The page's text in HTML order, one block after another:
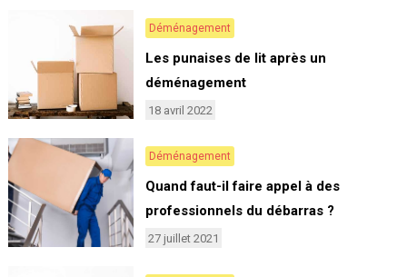
Déménagement
Les punaises de lit après un
déménagement
18 avril 2022
Déménagement
Quand faut-il faire appel à des
professionnels du débarras ?
27 juillet 2021